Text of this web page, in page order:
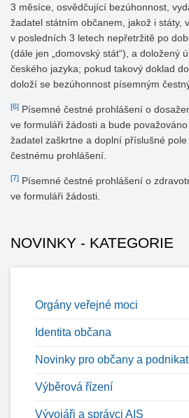
3 měsíce, osvědčující bezúhonnost,
žadatel státním občanem, jakož i státy,
v posledních 3 letech nepřetržitě po
(dále jen „domovský stát“), a doložený
českého jazyka; pokud takový doklad
doloží se bezúhonnost písemným
[6] Písemné čestné prohlášení o
ve formuláři žádosti a bude
žadatel zaškrtne a doplní příslušné
čestnému prohlášení.
[7] Písemné čestné prohlášení o
ve formuláři žádosti.
NOVINKY - KATEGORIE
Orgány veřejné moci
Identita občana
Novinky pro občany a
Výběrová řízení
Vývojáři a správci AIS